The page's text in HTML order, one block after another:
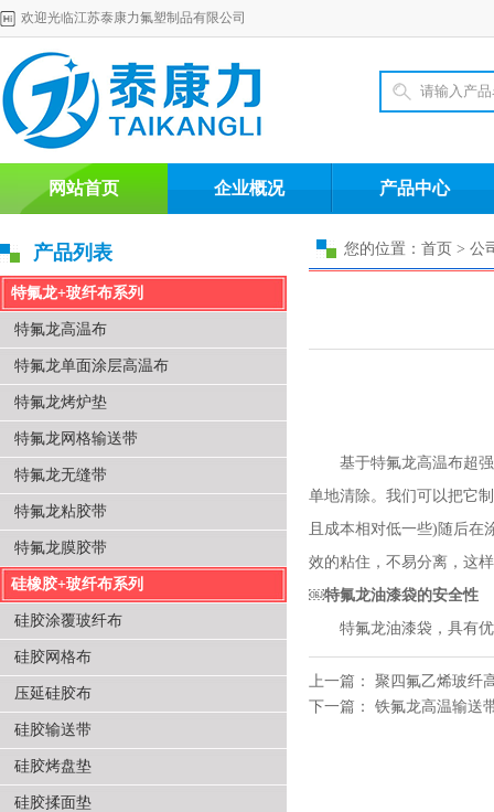
欢迎光临江苏泰康力氟塑制品有限公司
网站首页 企业概况 产品中心
产品列表
特氟龙+玻纤布系列
特氟龙高温布
特氟龙单面涂层高温布
特氟龙烤炉垫
特氟龙网格输送带
特氟龙无缝带
特氟龙粘胶带
特氟龙膜胶带
硅橡胶+玻纤布系列
硅胶涂覆玻纤布
硅胶网格布
压延硅胶布
硅胶输送带
硅胶烤盘垫
硅胶揉面垫
您的位置：首页 > 公
基于特氟龙高温布超强
单地清除。我们可以把它
且成本相对低一些)随后在
效的粘住，不易分离，这
￼特氟龙油漆袋的安全性
特氟龙油漆袋，具有优
上一篇： 聚四氟乙烯玻纤
下一篇： 铁氟龙高温输送